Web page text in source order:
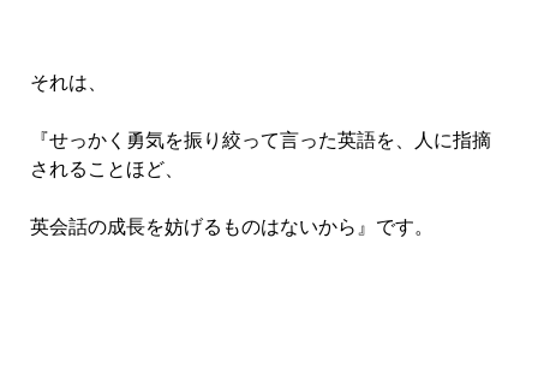
それは、
『せっかく勇気を振り絞って言った英語を、人に指摘
されることほど、
英会話の成長を妨げるものはないから』です。